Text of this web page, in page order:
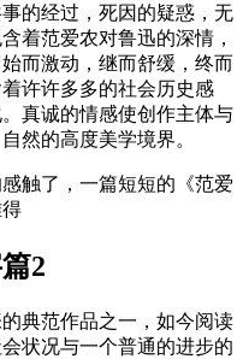
的经过，死因的疑惑，无
着范爱农对鲁迅的深情，
而激动，继而舒缓，终而
许许多多的社会历史感
真诚的情感使创作主体与
然的高度美学境界。
触了，一篇短短的《范爱
2
典范作品之一，如今阅读
状况与一个普通的进步的